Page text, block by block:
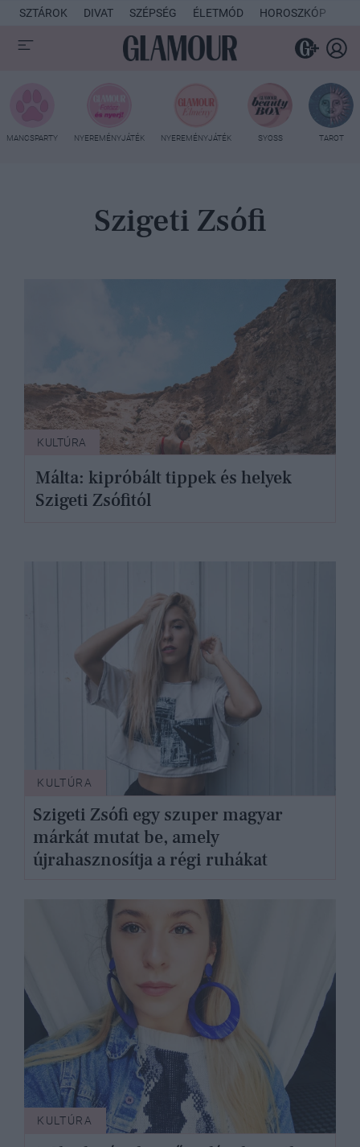
SZTÁROK DIVAT SZÉPSÉG ÉLETMÓD HOROSZKÓP
MANCSPARTY NYEREMÉNYJÁTÉK NYEREMÉNYJÁTÉK SYOSS TAROT
Szigeti Zsófi
KULTÚRA
Málta: kipróbált tippek és helyek
Szigeti Zsófitól
KULTÚRA
Szigeti Zsófi egy szuper magyar
márkát mutat be, amely
újrahasznosítja a régi ruhákat
KULTÚRA